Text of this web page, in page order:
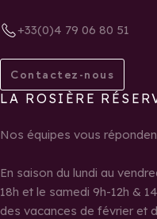
+33(0)4 79 06 80 51
Contactez-nous
LA ROSIÈRE
Nos équipes vous
En saison du lundi au
18h et le samedi 9h-12h &
des vacances de février et